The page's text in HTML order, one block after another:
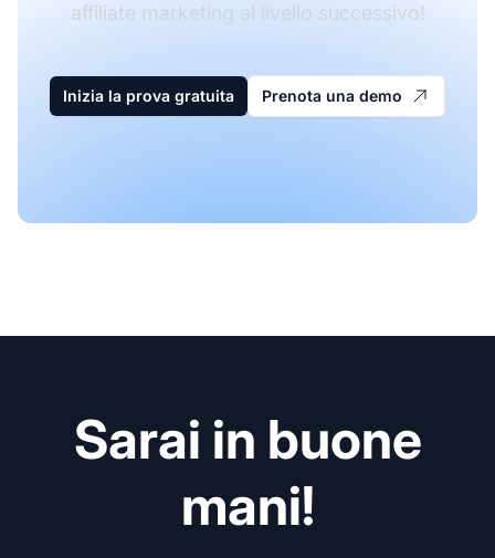
affiliate marketing al livello successivo!
Inizia la prova gratuita Prenota una demo
Sarai in buone
mani!